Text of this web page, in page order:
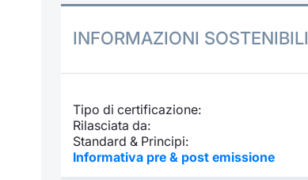
INFORMAZIONI SOSTENIBILI
Tipo di certificazione:
Rilasciata da:
Standard & Principi:
Informativa pre & post emissione